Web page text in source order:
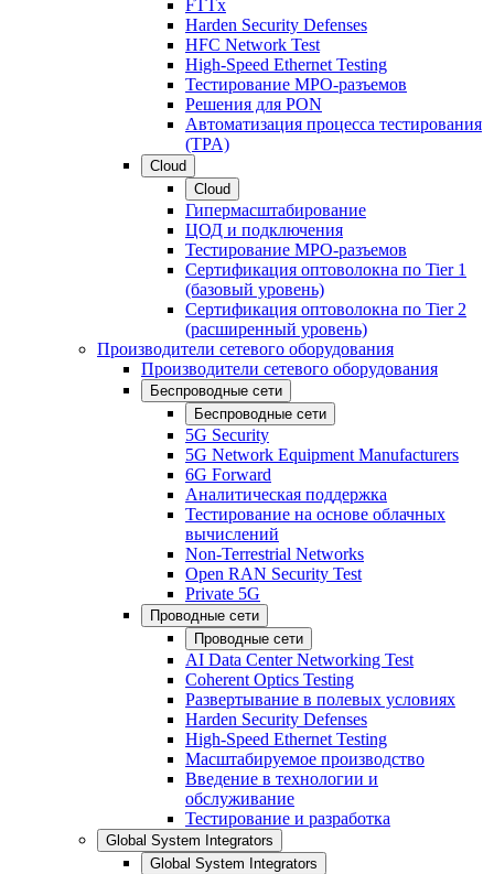
FTTx
Harden Security Defenses
HFC Network Test
High-Speed Ethernet Testing
Тестирование МРО-разъемов
Решения для PON
Автоматизация процесса тестирования
(TPA)
Cloud
Cloud
Гипермасштабирование
ЦОД и подключения
Тестирование МРО-разъемов
Сертификация оптоволокна по Tier 1
(базовый уровень)
Сертификация оптоволокна по Tier 2
(расширенный уровень)
Производители сетевого оборудования
Производители сетевого оборудования
Беспроводные сети
Беспроводные сети
5G Security
5G Network Equipment Manufacturers
6G Forward
Аналитическая поддержка
Тестирование на основе облачных
вычислений
Non-Terrestrial Networks
Open RAN Security Test
Private 5G
Проводные сети
Проводные сети
AI Data Center Networking Test
Coherent Optics Testing
Развертывание в полевых условиях
Harden Security Defenses
High-Speed Ethernet Testing
Масштабируемое производство
Введение в технологии и
обслуживание
Тестирование и разработка
Global System Integrators
Global System Integrators